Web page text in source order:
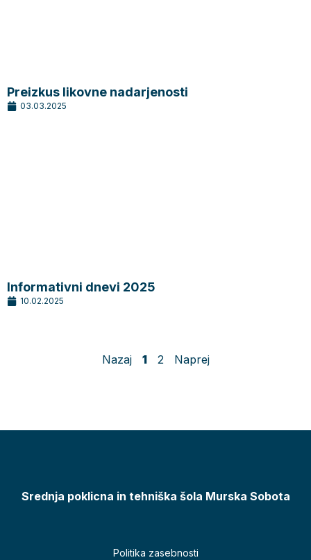
Preizkus likovne nadarjenosti
03.03.2025
Informativni dnevi 2025
10.02.2025
Nazaj 1 2 Naprej
Srednja poklicna in tehniška šola Murska Sobota
Politika zasebnosti